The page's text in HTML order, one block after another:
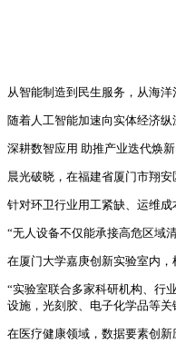
从智能制造到民生服务，从海
随着人工智能加速向实体经济
深耕数智应用 助推产业迭代焕新
晨光破晓，在福建省厦门市翔
针对环卫行业用工紧缺、运维
“无人设备不仅能承接高危区域
在厦门大学嘉庚创新实验室内
“实验室联合多家科研机构、行
设施，光刻胶、电子化学品等关
在医疗健康领域，数据要素创